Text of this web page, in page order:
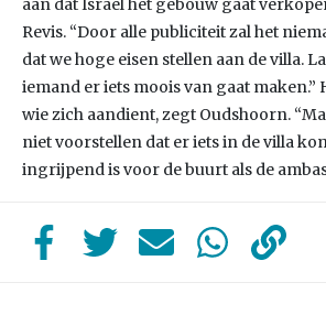
aan dat Israël het gebouw gaat
Revis. “Door alle publiciteit zal het
dat we hoge eisen stellen aan de villa.
iemand er iets moois van gaat maken.”
wie zich aandient, zegt Oudshoorn.
niet voorstellen dat er iets in de villa
ingrijpend is voor de buurt als de